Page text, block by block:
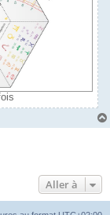
Aller à